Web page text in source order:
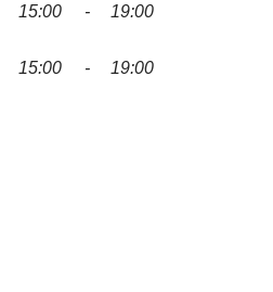
15:00 - 19:00
15:00 - 19:00